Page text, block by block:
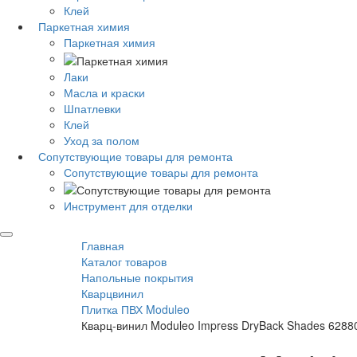
Клей
Паркетная химия
Паркетная химия
Лаки
Масла и краски
Шпатлевки
Клей
Уход за полом
Сопутствующие товары для ремонта
Сопутствующие товары для ремонта
Инструмент для отделки
Главная
Каталог товаров
Напольные покрытия
Кварцвинил
Плитка ПВХ Moduleo
Кварц-винил Moduleo Impress DryBack Shades